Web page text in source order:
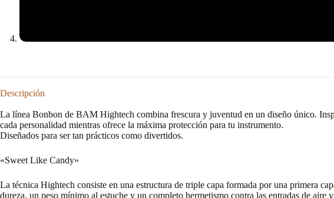
Descripción
La línea Bonbon de BAM Hightech combina frescura y juventud en un diseño único.
cada personalidad mientras ofrece la máxima protección para tu instrumento.
Diseñados para ser tan prácticos como divertidos.
«Sweet Like Candy»
La técnica Hightech consiste en una estructura de triple capa formada por una primera
dureza, un peso mínimo al estuche y un completo hermetismo contra las entradas de